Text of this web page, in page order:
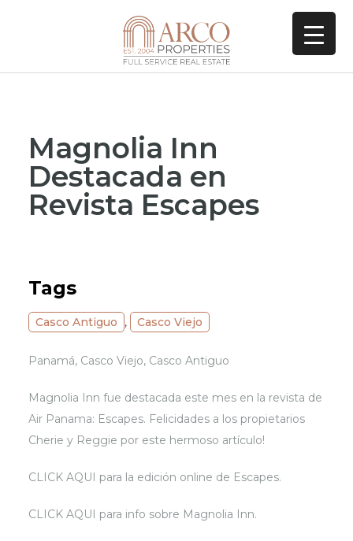
Magnolia Inn
Destacada en
Revista Escapes
Tags
Casco Antiguo , Casco Viejo
Panamá, Casco Viejo, Casco Antiguo
Magnolia Inn fue destacada este mes en la revista de
Air Panama: Escapes. Felicidades a los propietarios
Cherie y Reggie por este hermoso artículo!
CLICK AQUI para la edición online de Escapes.
CLICK AQUI para info sobre Magnolia Inn.